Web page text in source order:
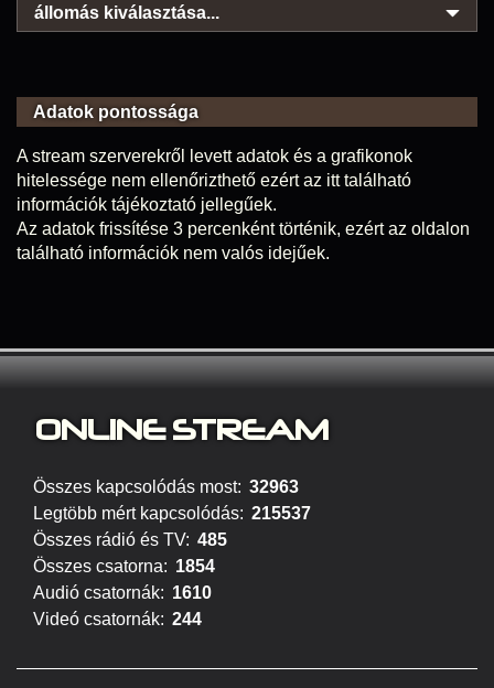
állomás kiválasztása...
Adatok pontossága
A stream szerverekről levett adatok és a grafikonok
hitelessége nem ellenőrizthető ezért az itt található
információk tájékoztató jellegűek.
Az adatok frissítése 3 percenként történik, ezért az oldalon
található információk nem valós idejűek.
ONLINE STREAM
Összes kapcsolódás most: 32963
Legtöbb mért kapcsolódás: 215537
Összes rádió és TV: 485
Összes csatorna: 1854
Audió csatornák: 1610
Videó csatornák: 244